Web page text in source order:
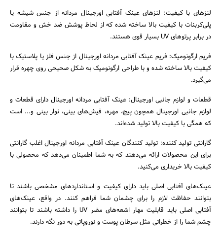
لنزهای با کیفیت: لنزهای عینک آفتابی اورجینال مردانه از جنس شیشه یا
پلی‌کربنات با کیفیت بالا ساخته شده که از لحاظ پوشش ضد خش و مقاومت
در برابر پرتوهای UV بسیار قوی هستند.
فریم ارگونومیک: فریم عینک آفتابی مردانه اورجینال از جنس فلز یا پلاستیک با
کیفیت بالا ساخته شده و با طراحی ارگونومیک به شکل صحیحی روی چهره قرار
می‌گیرد.
قطعات و لوازم جانبی اورجینال: عینک آفتابی مردانه اورجینال دارای قطعات و
لوازم جانبی اورجینال همچون پیچ، مهره، فیش‌های بینی، نوار بینی و... است
که همگی با کیفیت بالا تولید شده‌اند.
گارانتی تولید کننده: تولید کنندگان عینک آفتابی مردانه اورجینال اغلب گارانتی
برای این محصولات ارائه می‌دهند که به شما اطمینان می‌دهد که محصولی با
کیفیت بالا خریداری می‌کنید.
عینک‌های آفتابی اصلی باید دارای کیفیت و استانداردهای مشخصی باشند تا
بتوانند حفاظت لازم را برای چشمان شما فراهم کنند. در واقع، عینک‌های
آفتابی اصلی باید قابلیت مهار اشعه‌های مضر UV را داشته باشند تا بتوانند
چشم شما را از خطراتی مثل سرطان پوست و نوروپاتی به دور نگه دارند.